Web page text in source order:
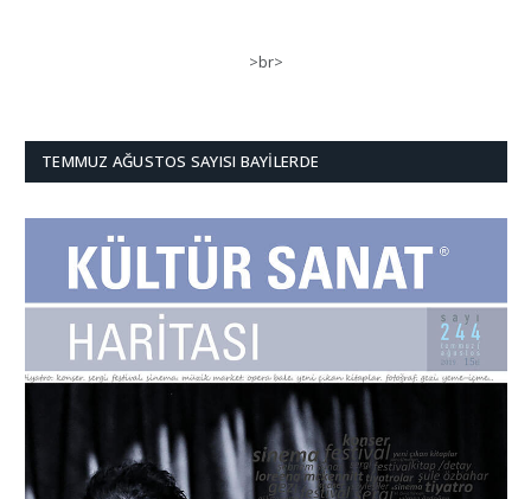
>br>
TEMMUZ AĞUSTOS SAYISI BAYILERDE